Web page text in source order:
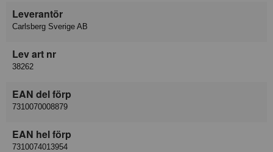
Leverantör
Carlsberg Sverige AB
Lev art nr
38262
EAN del förp
7310070008879
EAN hel förp
7310074013954